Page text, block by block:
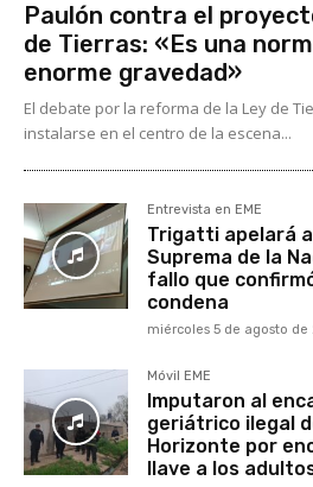
Paulón contra el
de Tierras: «Es una
enorme gravedad»
El debate por la reforma de la Ley de
instalarse en el centro de la escena...
Entrevista en EME
Trigatti apelará
Suprema de la
fallo que
condena
miércoles 5 de agosto de
Móvil EME
Imputaron al
geriátrico ilegal
Horizonte por
llave a los